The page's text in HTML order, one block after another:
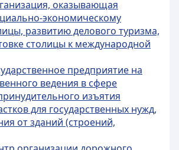
оказывающая
экономическому
развитию делового туризма,
столицы к международной
предприятие на
ведения в сфере
изъятия
для государственных нужд,
от зданий (строений,